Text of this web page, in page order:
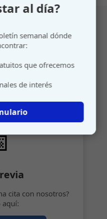
sus sugerencias de
y sencilla.
cita con nosotros?
aquí:
al día?
semanal dónde
que ofrecemos
de interés